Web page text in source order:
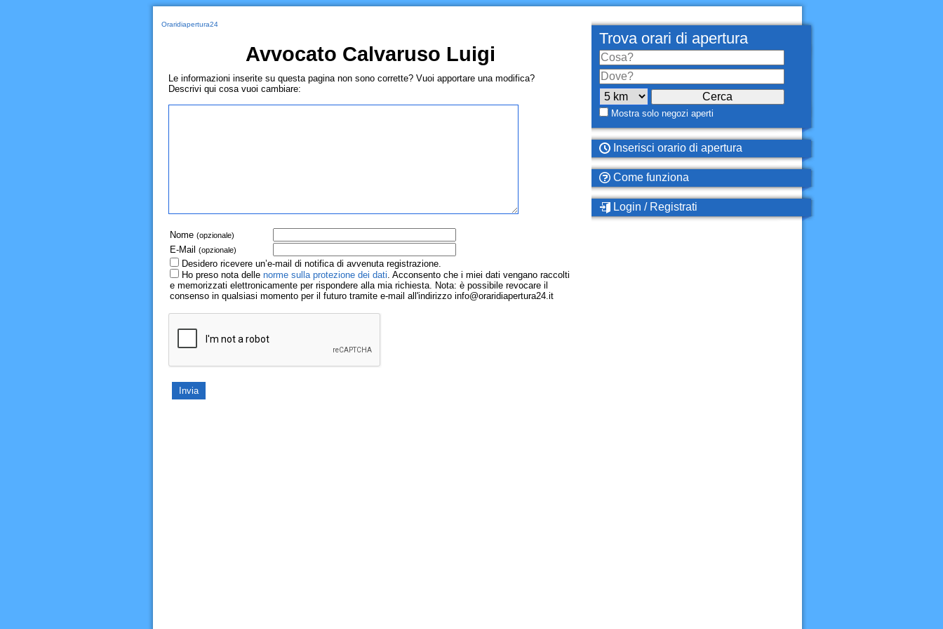
Oraridiapertura24
Avvocato Calvaruso Luigi
Le informazioni inserite su questa pagina non sono corrette? Vuoi apportare una modifica?
Descrivi qui cosa vuoi cambiare:
Nome (opzionale)
E-Mail (opzionale)
Desidero ricevere un’e-mail di notifica di avvenuta registrazione.
Ho preso nota delle norme sulla protezione dei dati. Acconsento che i miei dati vengano raccolti
e memorizzati elettronicamente per rispondere alla mia richiesta. Nota: è possibile revocare il
consenso in qualsiasi momento per il futuro tramite e-mail all'indirizzo info@oraridiapertura24.it
Trova orari di apertura
Mostra solo negozi aperti
Inserisci orario di apertura
Come funziona
Login / Registrati